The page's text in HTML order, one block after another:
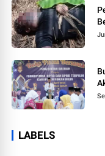
LABELS